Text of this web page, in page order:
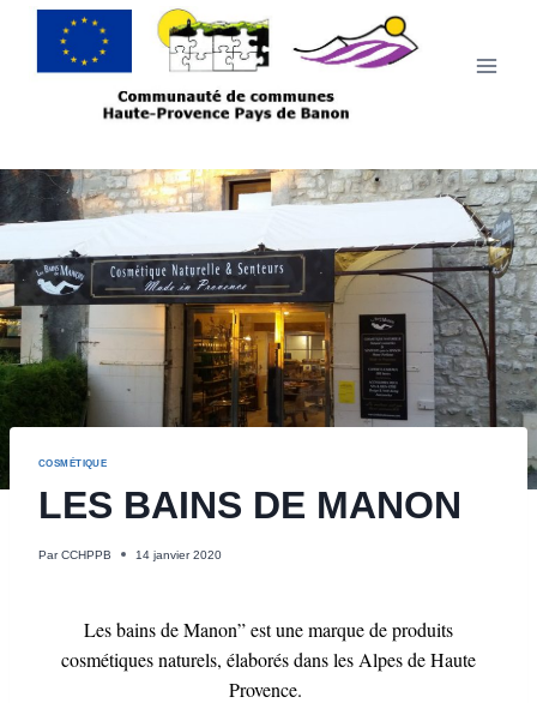
COSMÉTIQUE
LES BAINS DE MANON
Par CCHPPB 14 janvier 2020
Les bains de Manon” est une marque de produits
cosmétiques naturels, élaborés dans les Alpes de Haute
Provence.